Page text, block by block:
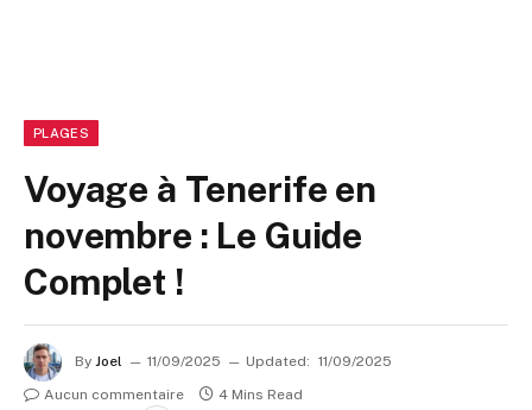
PLAGES
Voyage à Tenerife en
novembre : Le Guide
Complet !
By Joel 11/09/2025 Updated: 11/09/2025
Aucun commentaire
4 Mins Read